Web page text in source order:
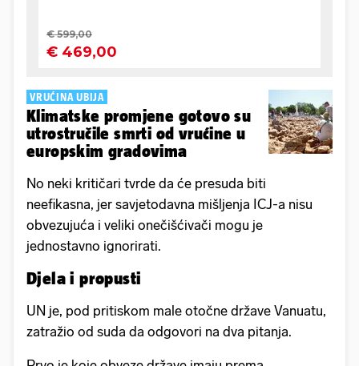
VRUĆINA UBIJA
Klimatske promjene gotovo su
utrostručile smrti od vrućine u
europskim gradovima
No neki kritičari tvrde da će presuda biti
neefikasna, jer savjetodavna mišljenja ICJ-a nisu
obvezujuća i veliki onečišćivači mogu je
jednostavno ignorirati.
Djela i propusti
UN je, pod pritiskom male otočne države Vanuatu,
zatražio od suda da odgovori na dva pitanja.